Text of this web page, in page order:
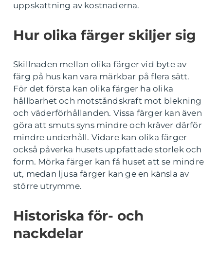
uppskattning av kostnaderna.
Hur olika färger skiljer sig
Skillnaden mellan olika färger vid byte av
färg på hus kan vara märkbar på flera sätt.
För det första kan olika färger ha olika
hållbarhet och motståndskraft mot blekning
och väderförhållanden. Vissa färger kan även
göra att smuts syns mindre och kräver därför
mindre underhåll. Vidare kan olika färger
också påverka husets uppfattade storlek och
form. Mörka färger kan få huset att se mindre
ut, medan ljusa färger kan ge en känsla av
större utrymme.
Historiska för- och
nackdelar